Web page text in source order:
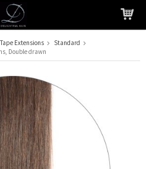
til i handlekurven din
Tape Extensions
Standard
Double drawn